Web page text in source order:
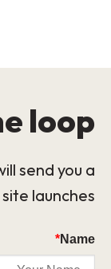
loop!
send you a
launches.
Name
*